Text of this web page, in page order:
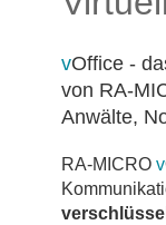
vOffice -
von RA-
Anwälte,
RA-MICRO v